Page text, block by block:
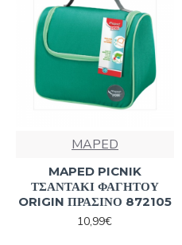
MAPED
MAPED PICNIK
ΤΣΑΝΤΑΚΙ ΦΑΓΗΤΟΥ
ORIGIN ΠΡΑΣΙΝΟ 872105
10,99€